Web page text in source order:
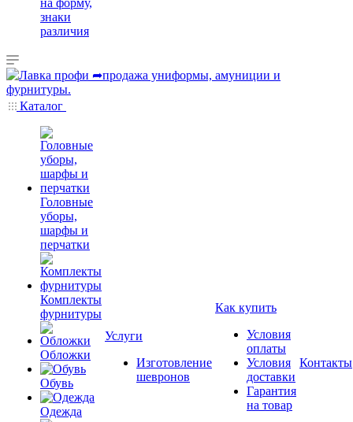
на форму,
знаки
различия
Каталог
Головные
уборы,
шарфы и
перчатки
Комплекты
фурнитуры
Обложки
Обувь
Одежда
Услуги
Изготовление
шевронов
Как купить
Условия
оплаты
Условия
доставки
Гарантия
на товар
Контакты